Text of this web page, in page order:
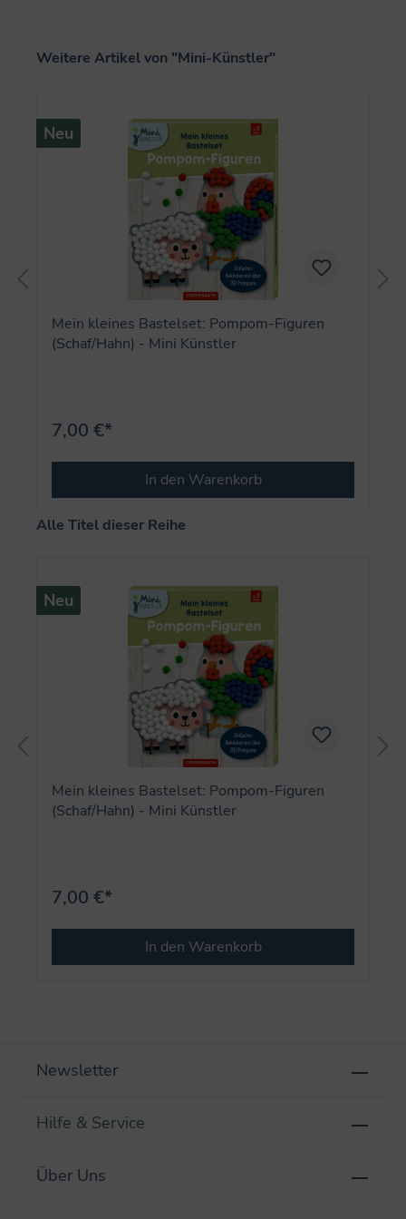
Produktgalerie überspringen
Weitere Artikel von "Mini-Künstler"
Neu
Mein kleines Bastelset: Pompom-Figuren
(Schaf/Hahn) - Mini Künstler
7,00 €*
In den Warenkorb
Produktgalerie überspringen
Alle Titel dieser Reihe
Neu
Mein kleines Bastelset: Pompom-Figuren
(Schaf/Hahn) - Mini Künstler
7,00 €*
In den Warenkorb
Newsletter
Hilfe & Service
Über Uns